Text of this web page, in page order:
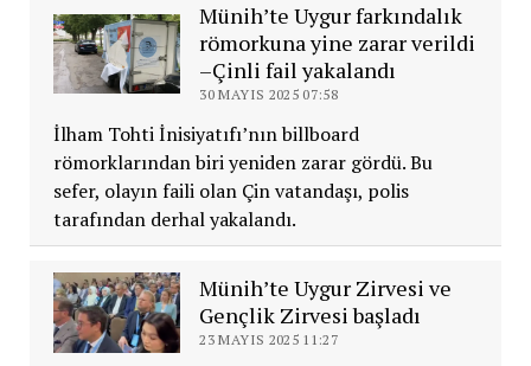
Münih’te Uygur farkındalık
römorkuna yine zarar verildi
–Çinli fail yakalandı
30 MAYIS 2025 07:58
İlham Tohti İnisiyatıfı’nın billboard
römorklarından biri yeniden zarar gördü. Bu
sefer, olayın faili olan Çin vatandaşı, polis
tarafından derhal yakalandı.
Münih’te Uygur Zirvesi ve
Gençlik Zirvesi başladı
23 MAYIS 2025 11:27